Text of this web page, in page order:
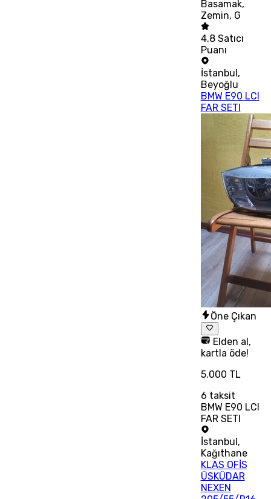
Basamak,
Zemin, G
4.8 Satıcı
Puanı
İstanbul,
Beyoğlu
BMW E90 LCI
FAR SETI
Öne Çıkan
Elden al,
kartla öde!
5.000 TL
6 taksit
BMW E90 LCI
FAR SETI
İstanbul ,
Kağıthane
KLAS OFİS
ÜSKÜDAR
NEXEN